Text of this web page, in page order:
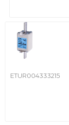
ETUR004333215